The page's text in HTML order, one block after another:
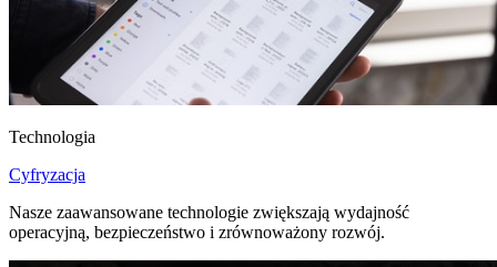
Technologia
Cyfryzacja
Nasze zaawansowane technologie zwiększają wydajność
operacyjną, bezpieczeństwo i zrównoważony rozwój.